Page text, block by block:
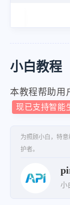
小白教程
本教程帮助用
现已支持智能
为照顾小白，特
护者。
小